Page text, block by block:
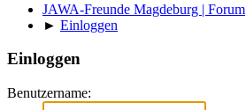
JAWA-Freunde Magdeburg | Forum
► Einloggen
Einloggen
Benutzername: